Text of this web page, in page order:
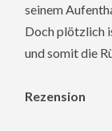
seinem
Doch plötzlich
und somit die
Rezension